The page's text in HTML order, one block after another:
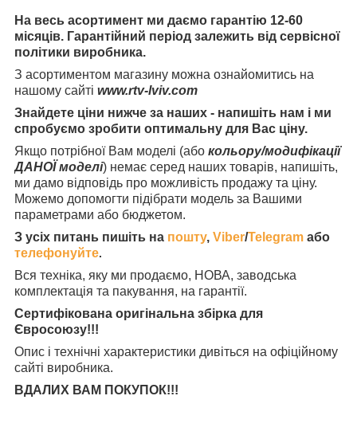
На весь асортимент ми даємо гарантію 12-60
місяців. Гарантійний період залежить від сервісної
політики виробника.
З асортиментом магазину можна ознайомитись на
нашому сайті www.rtv-lviv.com
Знайдете ціни нижче за наших - напишіть нам і ми
спробуємо зробити оптимальну для Вас ціну.
Якщо потрібної Вам моделі (або кольору/модифікації
ДАНОЇ моделі) немає серед наших товарів, напишіть,
ми дамо відповідь про можливість продажу та ціну.
Можемо допомогти підібрати модель за Вашими
параметрами або бюджетом.
З усіх питань пишіть на пошту, Viber/Telegram або
телефонуйте.
Вся техніка, яку ми продаємо, НОВА, заводська
комплектація та пакування, на гарантії.
Сертифікована оригінальна збірка для
Євросоюзу!!!
Опис і технічні характеристики дивіться на офіційному
сайті виробника.
ВДАЛИХ ВАМ ПОКУПОК!!!